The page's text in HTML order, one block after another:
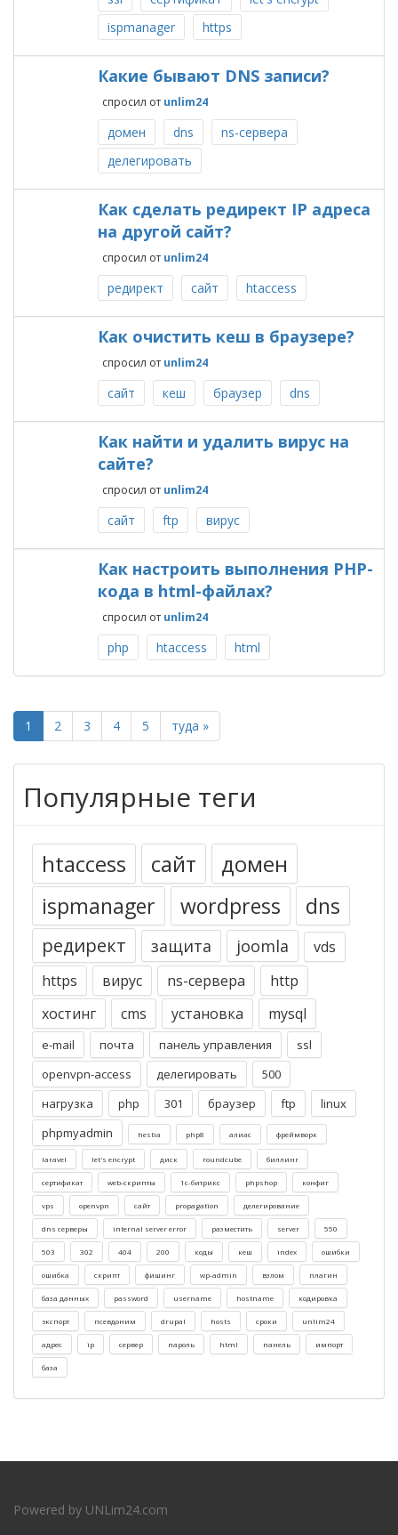
ispmanager
https
Какие бывают DNS записи?
спросил от unlim24
домен dns
ns-сервера
делегировать
Как сделать редирект IP адреса
на другой сайт?
спросил от unlim24
редирект сайт htaccess
Как очистить кеш в браузере?
спросил от unlim24
сайт кеш браузер dns
Как найти и удалить вирус на
сайте?
спросил от unlim24
сайт ftp вирус
Как настроить выполнения PHP-
кода в html-файлах?
спросил от unlim24
php htaccess html
1 2 3 4 5 туда »
Популярные теги
htaccess сайт домен
ispmanager wordpress dns
редирект защита joomla
vds
https
вирус ns-сервера
http
хостинг
cms установка mysql
e-mail почта панель управления
ssl
openvpn-access
делегировать
500
нагрузка
php 301 браузер ftp
linux
phpmyadmin
hestia php8 алиас фреймворк
laravel let's encrypt диск roundcube биллинг
сертификат web-скрипты 1c-битрикс phpshop конфиг
vps openvpn cайт propagation делегирование
dns серверы internal server error разместить server 550
503 302 404 200 коды кеш index ошибки
ошибка скрипт фишинг wp-admin взлом плагин
база данных password username hostname кодировка
экспорт псевдоним drupal hosts сроки unlim24
адрес ip сервер пароль html панель импорт
база
Powered by UNLim24.com